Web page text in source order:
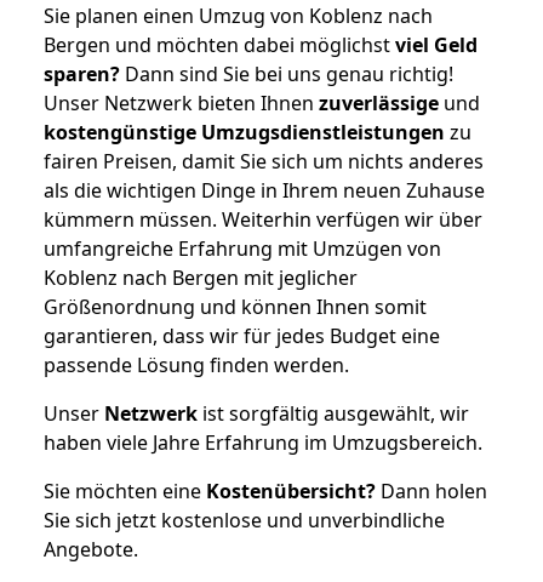
Sie planen einen Umzug von Koblenz nach
Bergen und möchten dabei möglichstviel Geld
sparen? Dann sind Sie bei uns genau richtig!
Unser Netzwerk bieten Ihnen zuverlässige und
kostengünstige Umzugsdienstleistungen zu
fairen Preisen, damit Sie sich um nichts anderes
als die wichtigen Dinge in Ihrem neuen Zuhause
kümmern müssen. Weiterhin verfügen wir über
umfangreiche Erfahrung mit Umzügen von
Koblenz nach Bergen mit jeglicher
Größenordnung und können Ihnen somit
garantieren, dass wir für jedes Budget eine
passende Lösung finden werden.
Unser Netzwerk ist sorgfältig ausgewählt, wir
haben viele Jahre Erfahrung im Umzugsbereich.
Sie möchten eine Kostenübersicht? Dann holen
Sie sich jetzt kostenlose und unverbindliche
Angebote.